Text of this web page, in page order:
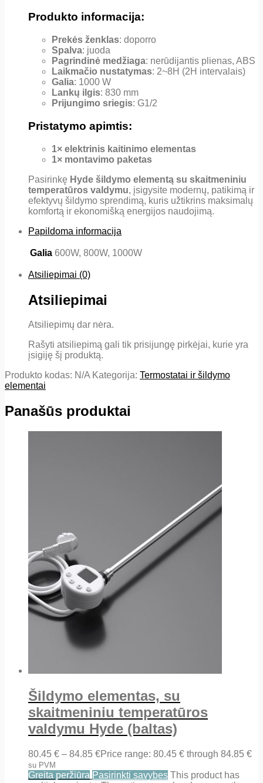
Produkto informacija:
Prekės ženklas: doporro
Spalva: juoda
Pagrindinė medžiaga: nerūdijantis plienas, ABS
Laikmačio nustatymas: 2~8H (2H intervalais)
Galia: 1000 W
Lankų ilgis: 830 mm
Prijungimo sriegis: G1/2
Pristatymo apimtis:
1× elektrinis kaitinimo elementas
1× montavimo paketas
Pasirinkę Hyde šildymo elementą su skaitmeniniu
temperatūros valdymu, įsigysite modernų, patikimą ir
efektyvų šildymo sprendimą, kuris užtikrins maksimalų
komfortą ir ekonomišką energijos naudojimą.
Papildoma informacija
Galia 600W, 800W, 1000W
Atsiliepimai (0)
Atsiliepimai
Atsiliepimų dar nėra.
Rašyti atsiliepimą gali tik prisijungę pirkėjai, kurie yra
įsigiję šį produktą.
Produkto kodas: N/A Kategorija: Termostatai ir šildymo
elementai
Panašūs produktai
Šildymo elementas, su
skaitmeniniu temperatūros
valdymu Hyde (baltas)
80.45 € – 84.85 €Price range: 80.45 € through 84.85 €
su PVM
Greita peržiūra Pasirinkti savybes This product has